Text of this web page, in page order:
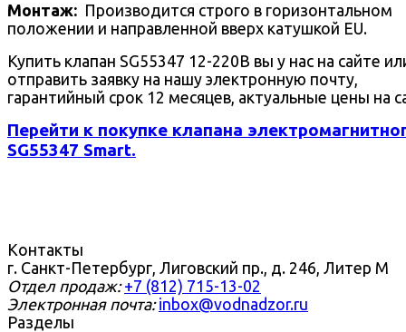
Монтаж: Производится строго в горизонтальном
положении и направленной вверх катушкой EU.
Купить клапан SG55347 12-220В вы у нас на сайте
отправить заявку на нашу электронную почту,
гарантийный срок 12 месяцев, актуальные цены на
Перейти к покупке клапана
SG55347 Smart.
Контакты
г. Санкт-Петербург, Лиговский пр., д. 246, Литер М
Отдел продаж: +7 (812) 715-13-02
Электронная почта: inbox@vodnadzor.ru
Разделы